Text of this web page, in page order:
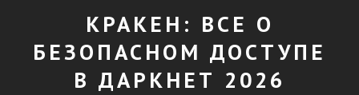
КРАКЕН: ВСЕ О
БЕЗОПАСНОМ ДОСТУПЕ
В ДАРКНЕТ 2026